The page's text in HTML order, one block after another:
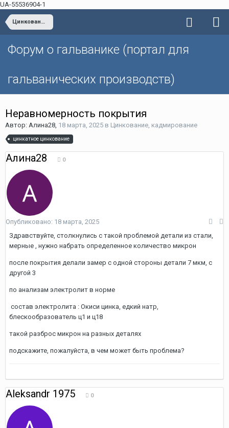
UA-55536904-1
Цинкование, кадмирование
Форум о гальванике (портал для
гальванических производств)
Неравномерность покрытия
Автор: Алина28, 18 марта, 2025 в Цинкование, кадмирование
цинкатное цинкование
Алина28 0
Опубликовано: 18 марта, 2025
Здравствуйте, столкнулись с такой проблемой детали из стали,
мерные , нужно набрать определенное количество микрон
после покрытия делали замер с одной стороны детали 7 мкм, с
другой 3
по анализам электролит в норме
состав электролита : Окиси цинка, едкий натр,
блескообразователь ц1 и ц18
такой разброс микрон на разных деталях
подскажите, пожалуйста, в чем может быть проблема?
Aleksandr 1975 0